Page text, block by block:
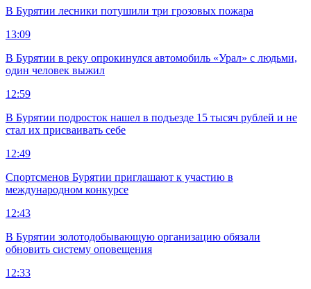
В Бурятии лесники потушили три грозовых пожара
13:09
В Бурятии в реку опрокинулся автомобиль «Урал» с людьми,
один человек выжил
12:59
В Бурятии подросток нашел в подъезде 15 тысяч рублей и не
стал их присваивать себе
12:49
Спортсменов Бурятии приглашают к участию в
международном конкурсе
12:43
В Бурятии золотодобывающую организацию обязали
обновить систему оповещения
12:33